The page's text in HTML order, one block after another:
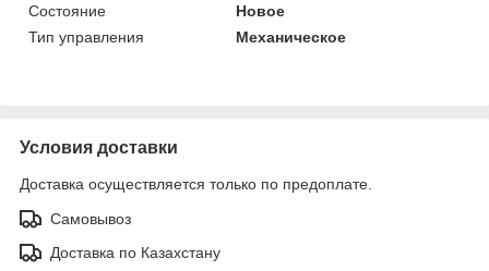
Состояние
Новое
Тип управления
Механическое
Условия доставки
Доставка осуществляется только по предоплате.
Самовывоз
Доставка по Казахстану